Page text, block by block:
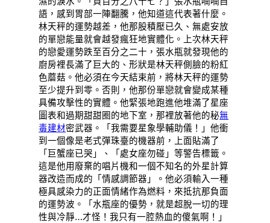
語，感到胃部一陣翻騰，他知道這代表著什麼。
林天秤的運勢越差，他那股積壓已久、無處安放
的單戀能量就會越發瘋狂地實體化。上次林天秤
的戀愛運勢跌至百分之二十，張水瓶就發現他的
廚房裡長滿了巨大的、形狀是林天秤側臉的粉紅
色蘑菇。他必須在今天結束前，將林天秤的運勢
至少提升到零。否則，他那份單戀就會變成某種
具備攻擊性的實體。他緊張地跑進他堆滿了星座
圖表和過期甜甜圈的地下室，那裡放著他的秘無
毒建材密武器。「我需要星象學輔助儀！」他衝
到一個像是老式彈珠臺的機器前，上面貼滿了
「巨蟹座已哭」、「處女座勿碰」等警告標籤。
這是他用廢棄的唱片機和一個不知名的外星計算
器改造而成的「情感調節器」。他必須輸入一種
極具感染力的正面情緒作為燃料，來抵抗那負面
的運勢波。「水瓶座的優勢，就是超脫一切的理
性與冷靜…才怪！我只有一腔熱血的傻氣啊！」